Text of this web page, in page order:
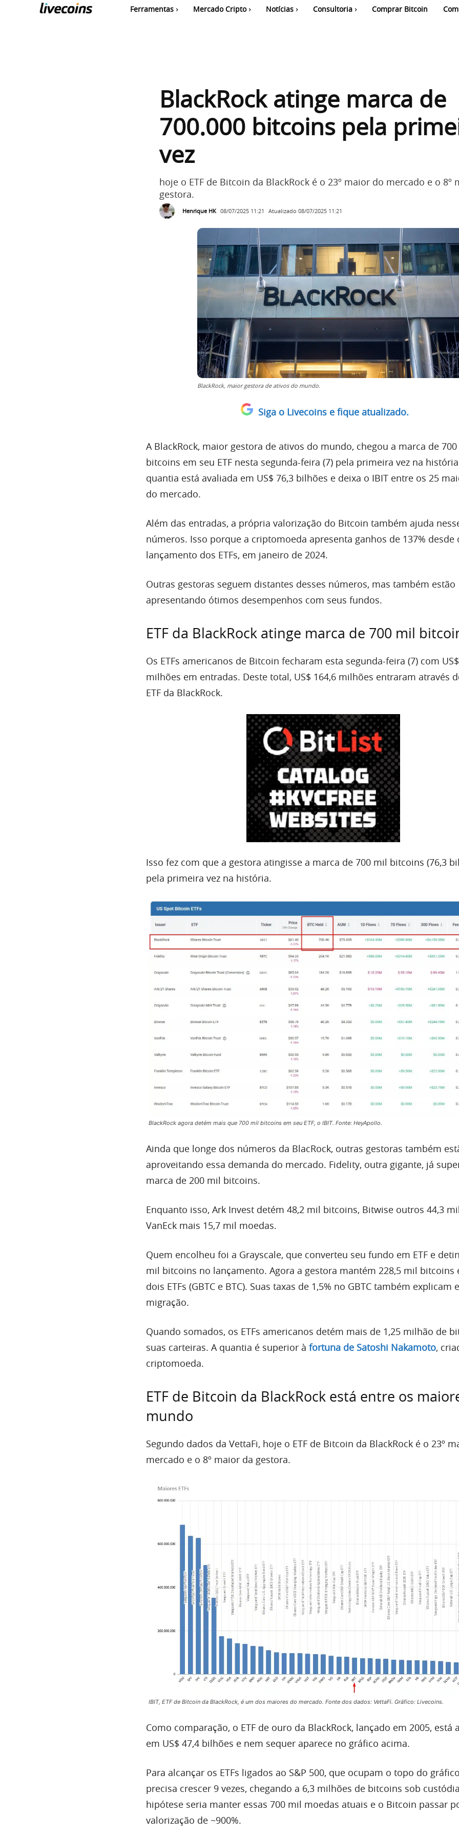
Ferramentas Mercado Cripto Notícias Consultoria Comprar Bitcoin
BlackRock atinge marca de
700.000 bitcoins pela
vez
hoje o ETF de Bitcoin da BlackRock é o 23º maior do mercado e o 8º
gestora.
Henrique HK 08/07/2025 11:21 Atualizado 08/07/2025 11:21
BlackRock, maior gestora de ativos do mundo.
Siga o Livecoins e fique atualizado.
A BlackRock, maior gestora de ativos do mundo, chegou a marca de
bitcoins em seu ETF nesta segunda-feira (7) pela primeira vez na
quantia está avaliada em US$ 76,3 bilhões e deixa o IBIT entre os 25
do mercado.
Além das entradas, a própria valorização do Bitcoin também ajuda
números. Isso porque a criptomoeda apresenta ganhos de 137% desde
lançamento dos ETFs, em janeiro de 2024.
Outras gestoras seguem distantes desses números, mas também estão
apresentando ótimos desempenhos com seus fundos.
ETF da BlackRock atinge marca de 700 mil
Os ETFs americanos de Bitcoin fecharam esta segunda-feira (7) com
milhões em entradas. Deste total, US$ 164,6 milhões entraram através
ETF da BlackRock.
Isso fez com que a gestora atingisse a marca de 700 mil bitcoins (76,3
pela primeira vez na história.
BlackRock agora detém mais que 700 mil bitcoins em seu ETF, o IBIT. Fonte: HeyApollo.
Ainda que longe dos números da BlacRock, outras gestoras também
aproveitando essa demanda do mercado. Fidelity, outra gigante, já
marca de 200 mil bitcoins.
Enquanto isso, Ark Invest detém 48,2 mil bitcoins, Bitwise outros 44,3
VanEck mais 15,7 mil moedas.
Quem encolheu foi a Grayscale, que converteu seu fundo em ETF e
mil bitcoins no lançamento. Agora a gestora mantém 228,5 mil bitcoins
dois ETFs (GBTC e BTC). Suas taxas de 1,5% no GBTC também explicam
migração.
Quando somados, os ETFs americanos detém mais de 1,25 milhão de
suas carteiras. A quantia é superior à fortuna de Satoshi Nakamoto,
criptomoeda.
ETF de Bitcoin da BlackRock está entre os
mundo
Segundo dados da VettaFi, hoje o ETF de Bitcoin da BlackRock é o 23º
mercado e o 8º maior da gestora.
IBIT, ETF de Bitcoin da BlackRock, é um dos maiores do mercado. Fonte dos dados: VettaFi. Gráfico: Livecoins.
Como comparação, o ETF de ouro da BlackRock, lançado em 2005, está
em US$ 47,4 bilhões e nem sequer aparece no gráfico acima.
Para alcançar os ETFs ligados ao S&P 500, que ocupam o topo do
precisa crescer 9 vezes, chegando a 6,3 milhões de bitcoins sob
hipótese seria manter essas 700 mil moedas atuais e o Bitcoin passar
valorização de ~900%.